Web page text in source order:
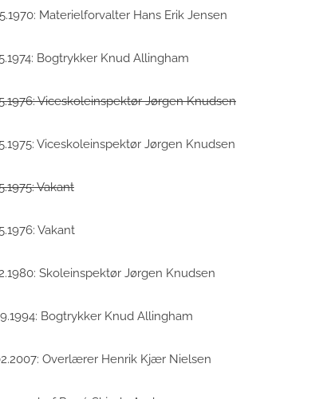
Materielforvalter Hans Erik Jensen
Bogtrykker Knud Allingham
Viceskoleinspektør Jørgen Knudsen
Viceskoleinspektør Jørgen Knudsen
Vakant
Vakant
Skoleinspektør Jørgen Knudsen
Bogtrykker Knud Allingham
Overlærer Henrik Kjær Nielsen